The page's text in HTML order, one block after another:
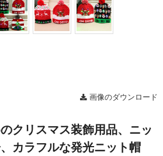
画像のダウンロード
クリスマス装飾用品、ニッ
カラフルな発光ニット帽